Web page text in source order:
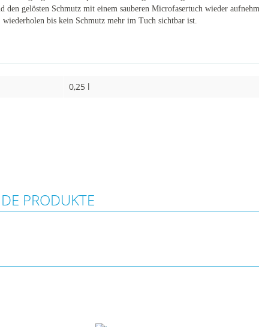
gelösten Schmutz mit einem sauberen Microfasertuch wieder
bis kein Schmutz mehr im Tuch sichtbar ist.
0,25 l
PRODUKTE